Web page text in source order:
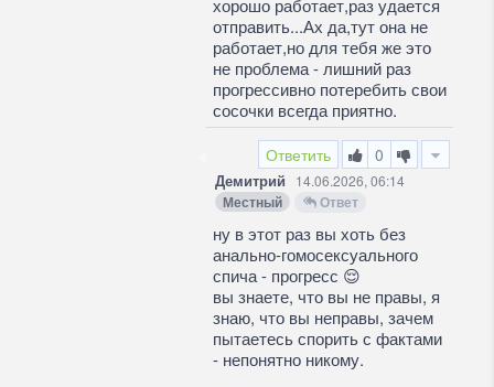
хорошо работает,раз удается
отправить...Ах да,тут она не
работает,но для тебя же это
не проблема - лишний раз
прогрессивно потеребить свои
сосочки всегда приятно.
Ответить 0
Демитрий 14.06.2026, 06:14
Местный Ответ
ну в этот раз вы хоть без
анально-гомосексуального
спича - прогресс 😌
вы знаете, что вы не правы, я
знаю, что вы неправы, зачем
пытаетесь спорить с фактами
- непонятно никому.